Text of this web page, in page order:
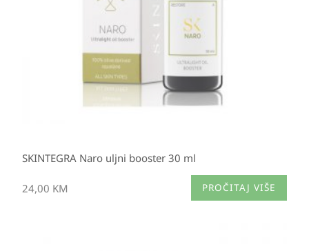
SKINTEGRA Naro uljni booster 30 ml
24,00 KM PROČITAJ VIŠE